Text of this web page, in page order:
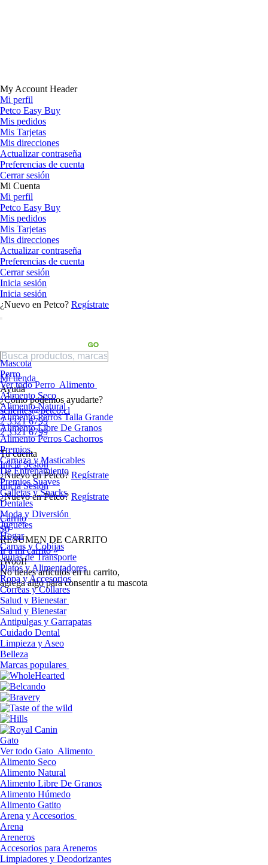
My Account Header
Mi perfil
Petco Easy Buy
Mis pedidos
Mis Tarjetas
Mis direcciones
Actualizar contraseña
Preferencias de cuenta
Cerrar sesión
Mi Cuenta
Mi perfil
Petco Easy Buy
Mis pedidos
Mis Tarjetas
Mis direcciones
Actualizar contraseña
Preferencias de cuenta
Cerrar sesión
Inicia sesión
Inicia sesión
¿Nuevo en Petco? Regístrate
Mi tienda
Ayuda
¿Cómo podemos ayudarte?
sclientes@petco.cl
2 3321 6799
2 3321 6799
Tu cuenta
Inicia Sesión
¿Nuevo en Petco? Regístrate
Inicia Sesión
¿Nuevo en Petco? Regístrate
Carrito
$0
RESUMEN DE CARRITO
Ir a mi carrito »
¡Woof!
No tíenes artículos en tu carrito,
agrega algo para consentir a tu mascota
Mascota
Perro
Ver todo Perro Alimento
Alimento Seco
Alimento Natural
Alimento Perros Talla Grande
Alimento Libre De Granos
Alimento Perros Cachorros
Premios
Carnaza y Masticables
De Entrenamiento
Premios Suaves
Galletas y Snacks
Dentales
Moda y Diversión
Juguetes
Hogar
Camas y Cobijas
Jaulas de Transporte
Platos y Alimentadores
Ropa y Accesorios
Correas y Collares
Salud y Bienestar
Salud y Bienestar
Antipulgas y Garrapatas
Cuidado Dental
Limpieza y Aseo
Belleza
Marcas populares
Gato
Ver todo Gato Alimento
Alimento Seco
Alimento Natural
Alimento Libre De Granos
Alimento Húmedo
Alimento Gatito
Arena y Accesorios
Arena
Areneros
Accesorios para Areneros
Limpiadores y Deodorizantes